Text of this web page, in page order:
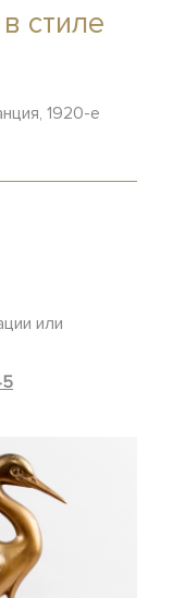
стиле
1920-е
или